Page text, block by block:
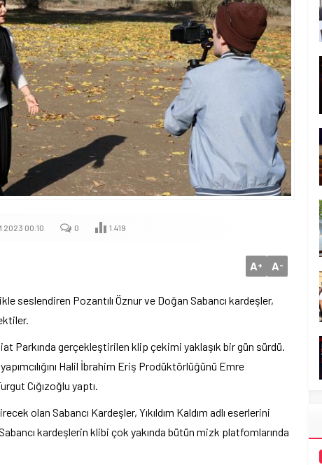
2023 00:10 0 1.419
A+ A-
seslendiren Pozantılı Öznur ve Doğan Sabancı kardeşler,
Parkında gerçekleştirilen klip çekimi yaklaşık bir gün sürdü.
Halil İbrahim Eriş Prodüktörlüğünü Emre
Cığızoğlu yaptı.
olan Sabancı Kardeşler, Yıkıldım Kaldım adlı eserlerini
kardeşlerin klibi çok yakında bütün mizk platfomlarında